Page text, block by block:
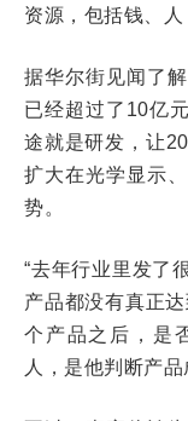
资源，包括钱、人
据华尔街见闻了
已经超过了10亿
途就是研发，让
扩大在光学显示
势。
“去年行业里发了
产品都没有真正
个产品之后，是
人，是他判断产品